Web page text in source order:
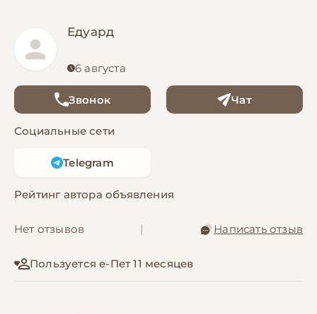
Едуард
6 августа
Звонок Чат
Социальные сети
Telegram
Рейтинг автора объявления
Нет отзывов Написать отзыв
Пользуется е-Пет 11 месяцев